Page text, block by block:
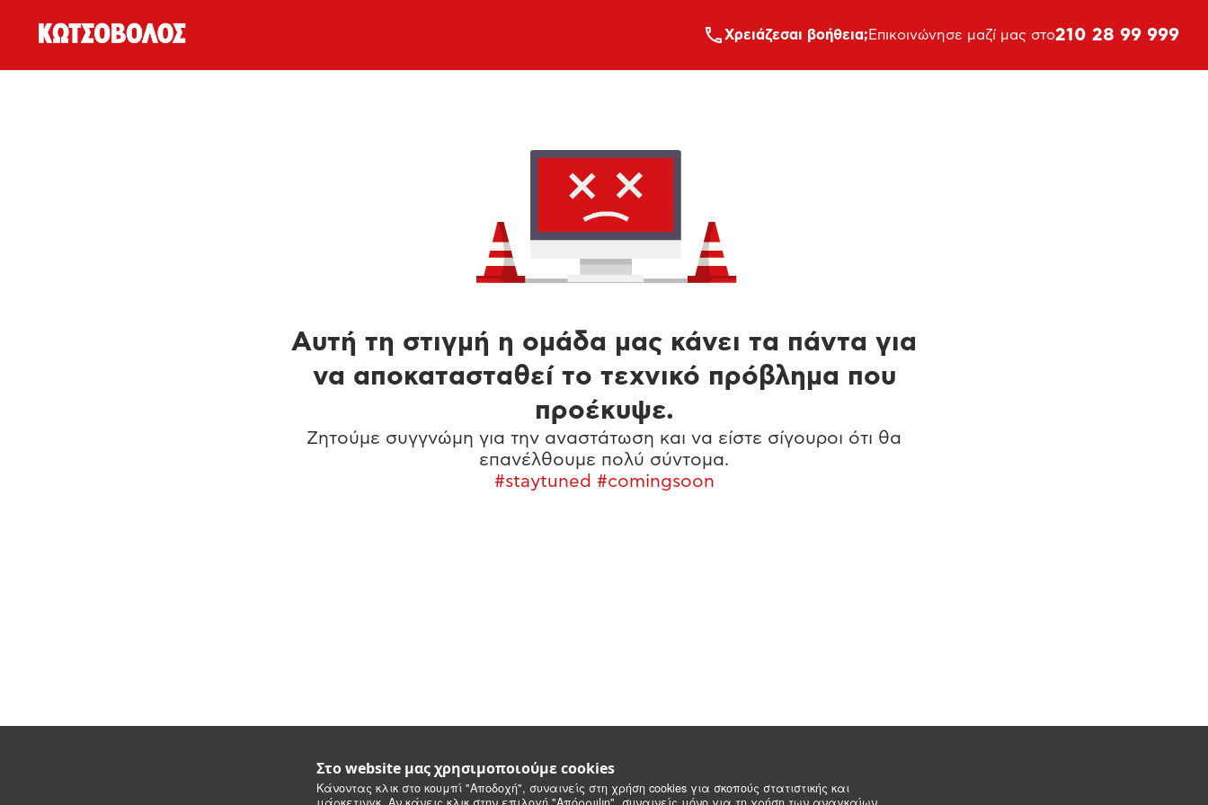
Στο website μας χρησιμοποιούμε cookies
Κάνοντας κλικ στο κουμπί "Αποδοχή", συναινείς στη χρήση cookies για σκοπούς στατιστικής και
Xρειάζεσαι βοήθεια; Επικοινώνησε μαζί μας στο210 28 99 999
Αυτή τη στιγμή η ομάδα μας κάνει τα πάντα για
να αποκατασταθεί το τεχνικό πρόβλημα που
προέκυψε.
Ζητούμε συγγνώμη για την αναστάτωση και να είστε σίγουροι ότι θα
επανέλθουμε πολύ σύντομα.
#staytuned #comingsoon